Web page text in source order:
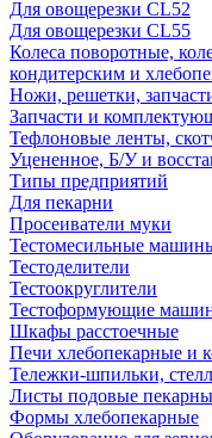
Для овощерезки CL52
Для овощерезки CL55
Колеса поворотные,
кондитерским и
Ножи, решетки,
Запчасти и
Тефлоновые ленты,
Уцененное, Б/У и
Типы предприятий
Для пекарни
Просеиватели муки
Тестомесильные
Тестоделители
Тестоокруглители
Тестоформующие
Шкафы расстоечные
Печи хлебопекарные и
Тележки-шпильки,
Листы подовые
Формы хлебопекарные